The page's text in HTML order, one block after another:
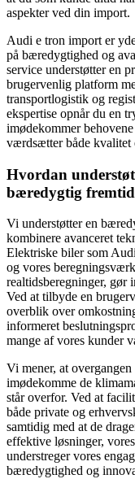
aspekter ved din import.
Audi e tron import er
på bæredygtighed og
service understøtter en
brugervenlig platform
transportlogistik og
ekspertise opnår du en
imødekommer
værdsætter både
Hvordan
bæredygtig
Vi understøtter en
kombinere avanceret
Elektriske biler som
og vores
realtidsberegninger, gør
Ved at tilbyde en
overblik over
informeret
mange af vores kunder
Vi mener, at
imødekomme de
står overfor. Ved at
både private og
samtidig med at de
effektive løsninger,
understreger vores
bæredygtighed og